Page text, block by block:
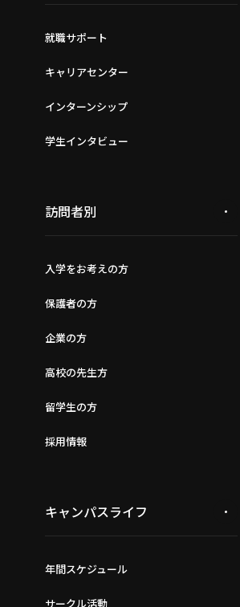
就職サポート
キャリアセンター
インターンシップ
学生インタビュー
訪問者別
入学をお考えの方
保護者の方
企業の方
高校の先生方
留学生の方
採用情報
キャンパスライフ
年間スケジュール
サークル活動